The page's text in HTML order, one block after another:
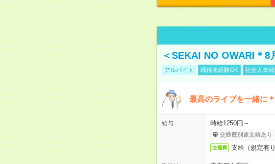
＜SEKAI NO OWARI＊8
アルバイト 職種未経験OK 社会人未
最高のライブを一緒に
給与 時給1250円～
交通費別途支給あり
交通費 支給（規定有り